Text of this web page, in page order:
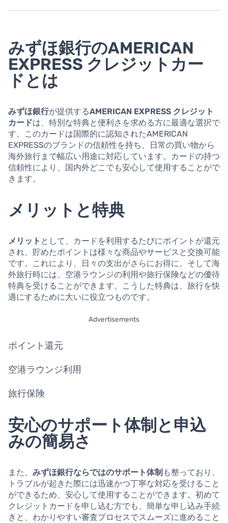
みずほ銀行のAMERICAN
EXPRESS クレジットカー
ドとは
みずほ銀行が提供するAMERICAN EXPRESS クレジット
カードは、特別な特典と便利さを求める方に最適な選択で
す。このカードは国際的に認知されたAMERICAN
EXPRESSのブランドの信頼性を持ち、日常の買い物から
海外旅行まで幅広い用途に対応しています。カードの持つ
信頼性により、国内外どこでも安心して使用することがで
きます。
メリットと特典
メリット として、カードを利用するたびにポイントが還元
され、貯めたポイントは様々な商品やサービスと交換可能
です。これにより、日々の支出がさらにお得に。そして海
外旅行時には、空港ラウンジの利用や旅行保険などの優待
特典を受けることができます。こうした特典は、旅行を快
適にするために大いに役立つものです。
Advertisements
ポイント還元
空港ラウンジ利用
旅行保険
安心のサポート体制と申込
みの簡易さ
また、 みずほ銀行ならではのサポート体制 も整っており、
トラブルが起きた際には迅速かつ丁寧な対応を受けること
ができるため、安心して使用することができます。初めて
クレジットカードを申し込む方でも、簡単な申し込み手続
きと、わかりやすい審査プロセスでスムーズに進めること